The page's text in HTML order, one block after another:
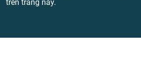
trên trang này.